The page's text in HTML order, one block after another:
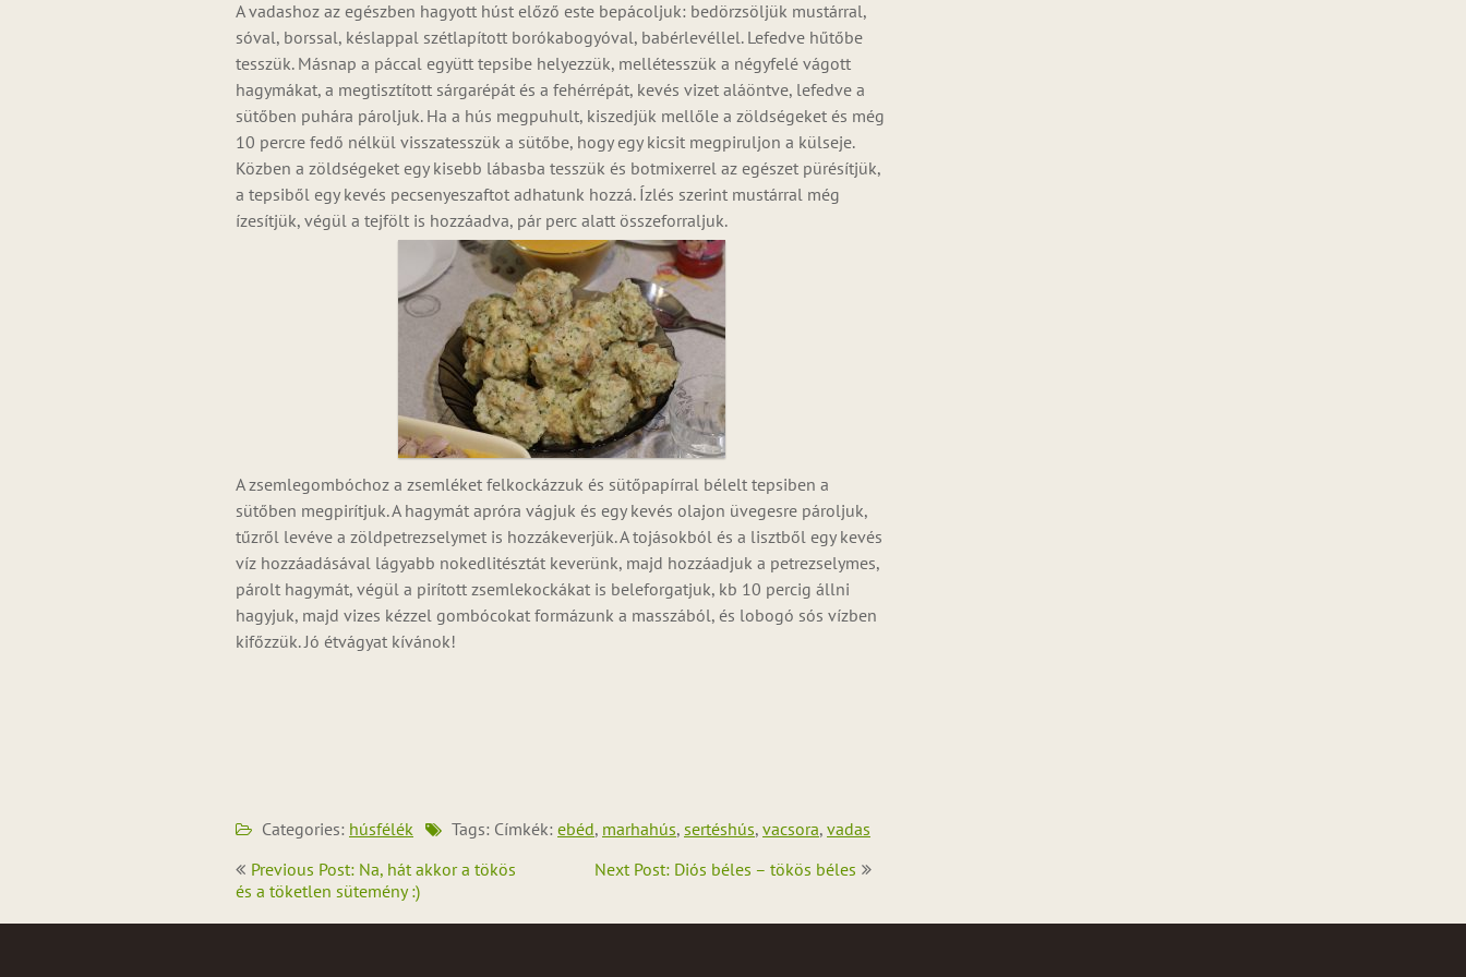
A vadashoz az egészben hagyott húst előző este bepácoljuk: bedörzsöljük mustárral,
sóval, borssal, késlappal szétlapított borókabogyóval, babérlevéllel. Lefedve hűtőbe
tesszük. Másnap a páccal együtt tepsibe helyezzük, mellétesszük a négyfelé vágott
hagymákat, a megtisztított sárgarépát és a fehérrépát, kevés vizet aláöntve, lefedve a
sütőben puhára pároljuk. Ha a hús megpuhult, kiszedjük mellőle a zöldségeket és még
10 percre fedő nélkül visszatesszük a sütőbe, hogy egy kicsit megpiruljon a külseje.
Közben a zöldségeket egy kisebb lábasba tesszük és botmixerrel az egészet pürésítjük,
a tepsiből egy kevés pecsenyeszaftot adhatunk hozzá. Ízlés szerint mustárral még
ízesítjük, végül a tejfölt is hozzáadva, pár perc alatt összeforraljuk.
A zsemlegombóchoz a zsemléket felkockázzuk és sütőpapírral bélelt tepsiben a
sütőben megpirítjuk. A hagymát apróra vágjuk és egy kevés olajon üvegesre pároljuk,
tűzről levéve a zöldpetrezselymet is hozzákeverjük. A tojásokból és a lisztből egy kevés
víz hozzáadásával lágyabb nokedlitésztát keverünk, majd hozzáadjuk a petrezselymes,
párolt hagymát, végül a pirított zsemlekockákat is beleforgatjuk, kb 10 percig állni
hagyjuk, majd vizes kézzel gombócokat formázunk a masszából, és lobogó sós vízben
kifőzzük. Jó étvágyat kívánok!
Categories: húsfélék Tags: Címkék: ebéd, marhahús, sertéshús, vacsora, vadas
Bejegyzés
navigáció
Previous Post: Na, hát akkor a tökös
és a töketlen sütemény :)
Next Post: Diós béles – tökös béles